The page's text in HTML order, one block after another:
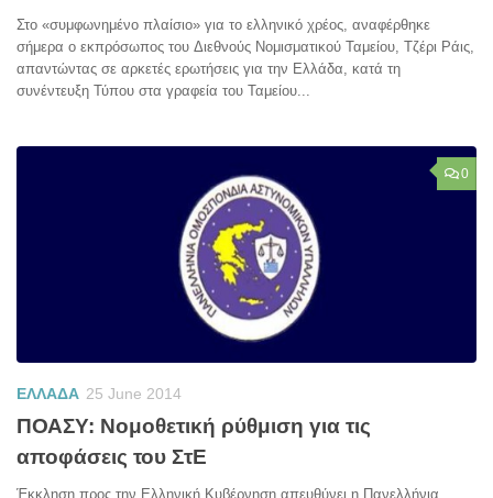
Στο «συμφωνημένο πλαίσιο» για το ελληνικό χρέος, αναφέρθηκε
σήμερα ο εκπρόσωπος του Διεθνούς Νομισματικού Ταμείου, Τζέρι Ράις,
απαντώντας σε αρκετές ερωτήσεις για την Ελλάδα, κατά τη
συνέντευξη Τύπου στα γραφεία του Ταμείου...
0
ΕΛΛΑΔΑ 25 June 2014
ΠΟΑΣΥ: Νομοθετική ρύθμιση για τις
αποφάσεις του ΣτΕ
Έκκληση προς την Ελληνική Κυβέρνηση απευθύνει η Πανελλήνια